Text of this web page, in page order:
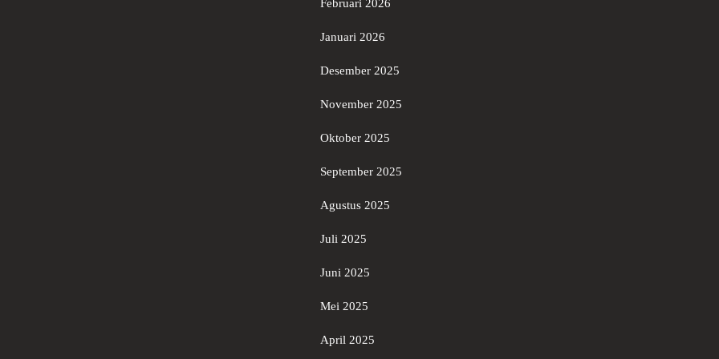
Februari 2026
Januari 2026
Desember 2025
November 2025
Oktober 2025
September 2025
Agustus 2025
Juli 2025
Juni 2025
Mei 2025
April 2025